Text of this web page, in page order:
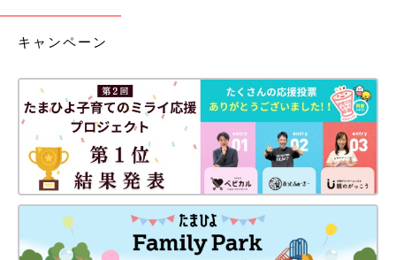
キャンペーン